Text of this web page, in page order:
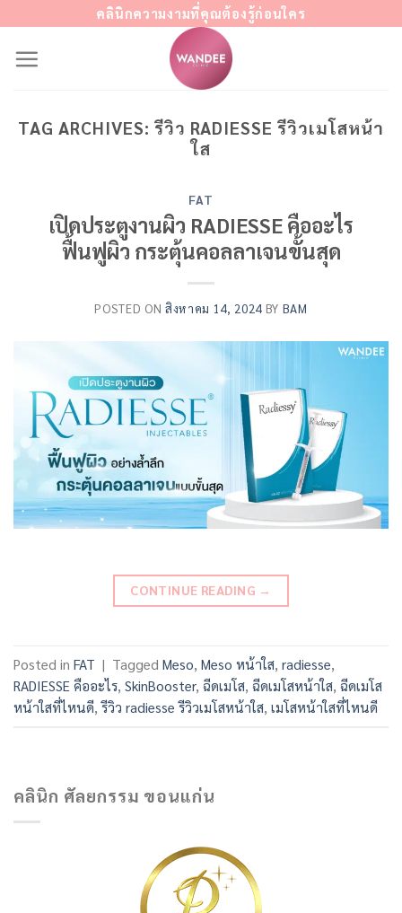
content
คลินิกความงามที่คุณต้องรู้ก่อนใคร
TAG ARCHIVES: รีวิว RADIESSE รีวิวเมโสหน้า
ใส
FAT
เปิดประตูงานผิว RADIESSE คืออะไร
ฟื้นฟูผิว กระตุ้นคอลลาเจนขั้นสุด
POSTED ON สิงหาคม 14, 2024 BY BAM
CONTINUE READING →
Posted in FAT | Tagged Meso, Meso หน้าใส, radiesse,
RADIESSE คืออะไร, SkinBooster, ฉีดเมโส, ฉีดเมโสหน้าใส, ฉีดเมโส
หน้าใสที่ไหนดี,รีวิว radiesse รีวิวเมโสหน้าใส, เมโสหน้าใสที่ไหนดี
คลินิก ศัลยกรรม ขอนแก่น